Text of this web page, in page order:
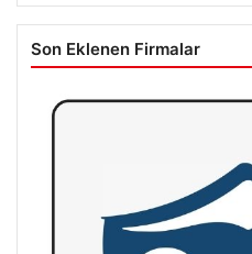
Son Eklenen Firmalar